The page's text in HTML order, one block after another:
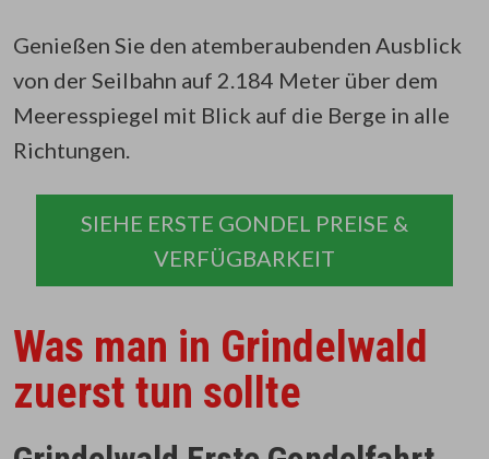
Genießen Sie den atemberaubenden Ausblick
von der Seilbahn auf 2.184 Meter über dem
Meeresspiegel mit Blick auf die Berge in alle
Richtungen.
SIEHE ERSTE GONDEL PREISE &
VERFÜGBARKEIT
Was man in Grindelwald
zuerst tun sollte